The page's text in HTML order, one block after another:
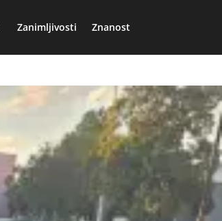
Zanimljivosti Znanost